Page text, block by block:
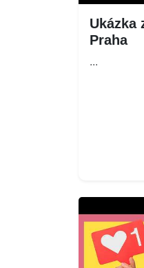
Ukázka
Praha
...